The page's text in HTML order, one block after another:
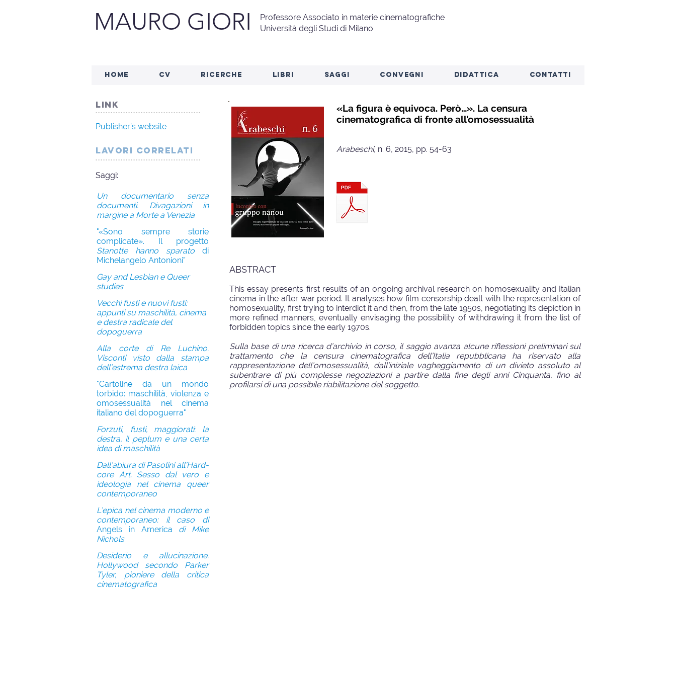
MAURO GIORI
Professore Associato in materie cinematografiche
Università degli Studi di Milano
HOME CV RICERCHE LIBRI SAGGI CONVEGNI DIDATTICA CONTATTI
link
..........................................
Publisher’s website
lavori correlati
..........................................
Saggi:
Un documentario senza
documenti. Divagazioni in
margine a Morte a Venezia
"«Sono sempre storie
complicate». Il progetto
Stanotte hanno sparato di
Michelangelo Antonioni”
Gay and Lesbian e Queer
studies
Vecchi fusti e nuovi fusti:
appunti su maschilità, cinema
e destra radicale del
dopoguerra
Alla corte di Re Luchino.
Visconti visto dalla stampa
dell’estrema destra laica
"Cartoline da un mondo
torbido: maschilità, violenza e
omosessualità nel cinema
italiano del dopoguerra"
Forzuti, fusti, maggiorati: la
destra, il peplum e una certa
idea di maschilità
Dall’abiura di Pasolini all’Hard-
core Art. Sesso dal vero e
ideologia nel cinema queer
contemporaneo
L’epica nel cinema moderno e
contemporaneo: il caso di
Angels in America di Mike
Nichols
Desiderio e allucinazione.
Hollywood secondo Parker
Tyler, pioniere della critica
cinematografica
«La figura è equivoca. Però…». La censura
cinematografica di fronte all’omosessualità
Arabeschi, n. 6, 2015, pp. 54-63
ABSTRACT
This essay presents first results of an ongoing archival research on homosexuality and Italian
cinema in the after war period. It analyses how film censorship dealt with the representation of
homosexuality, first trying to interdict it and then, from the late 1950s, negotiating its depiction in
more refined manners, eventually envisaging the possibility of withdrawing it from the list of
forbidden topics since the early 1970s.
Sulla base di una ricerca d’archivio in corso, il saggio avanza alcune riflessioni preliminari sul
trattamento che la censura cinematografica dell’Italia repubblicana ha riservato alla
rappresentazione dell’omosessualità, dall’iniziale vagheggiamento di un divieto assoluto al
subentrare di più complesse negoziazioni a partire dalla fine degli anni Cinquanta, fino al
profilarsi di una possibile riabilitazione del soggetto.